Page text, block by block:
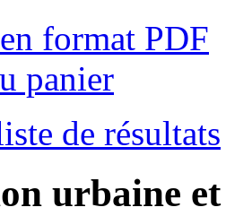
format PDF
panier
de résultats
urbaine